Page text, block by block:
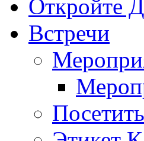
Откройте
Встречи